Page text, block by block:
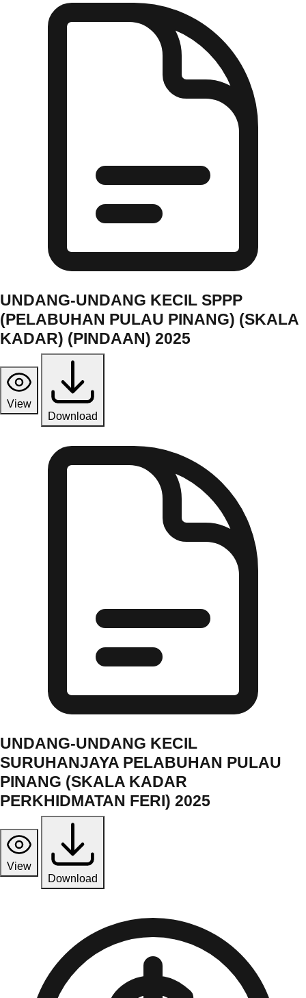
UNDANG-UNDANG KECIL SPPP
(PELABUHAN PULAU PINANG) (SKALA
KADAR) (PINDAAN) 2025
View
Download
UNDANG-UNDANG KECIL
SURUHANJAYA PELABUHAN PULAU
PINANG (SKALA KADAR
PERKHIDMATAN FERI) 2025
View
Download